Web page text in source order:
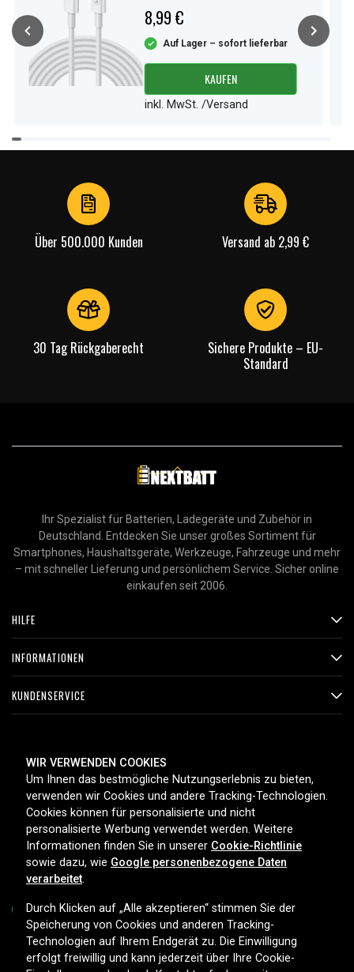
8,99 €
Auf Lager – sofort lieferbar
KAUFEN
inkl. MwSt. /Versand
Item
1
Über 500.000 Kunden Versand ab 2,99 €
30 Tag Rückgaberecht
Sichere Produkte – EU-
Standard
Ihr Spezialist für Batterien, Ladegeräte und Zubehör in
Deutschland. Entdecken Sie unser großes Sortiment für
Smartphones, Haushaltsgeräte, Werkzeuge, Fahrzeuge und mehr
– mit schneller Lieferung und persönlichem Service. Sicher online
einkaufen seit 2006.
HILFE
INFORMATIONEN
KUNDENSERVICE
ZAHLUNGSMETHODEN
LIEFEROPTIONEN
Copyright © 2026, Spares Nordic AB
WIR VERWENDEN COOKIES
Um Ihnen das bestmögliche Nutzungserlebnis zu bieten,
verwenden wir Cookies und andere Tracking-Technologien.
Cookies können für personalisierte und nicht
personalisierte Werbung verwendet werden. Weitere
Informationen finden Sie in unserer Cookie-Richtlinie
sowie dazu, wie Google personenbezogene Daten
verarbeitet.
Durch Klicken auf „Alle akzeptieren“ stimmen Sie der
Speicherung von Cookies und anderen Tracking-
Technologien auf Ihrem Endgerät zu. Die Einwilligung
erfolgt freiwillig und kann jederzeit über Ihre Cookie-